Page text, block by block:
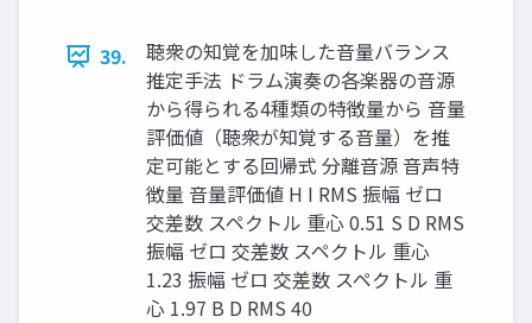
39.
聴衆の知覚を加味した音量バランス
推定手法 ドラム演奏の各楽器の音源
から得られる4種類の特徴量から 音量
評価値（聴衆が知覚する音量）を推
定可能とする回帰式 分離音源 音声特
徴量 音量評価値 H I RMS 振幅 ゼロ
交差数 スペクトル 重心 0.51 S D RMS
振幅 ゼロ 交差数 スペクトル 重心
1.23 振幅 ゼロ 交差数 スペクトル 重
心 1.97 B D RMS 40